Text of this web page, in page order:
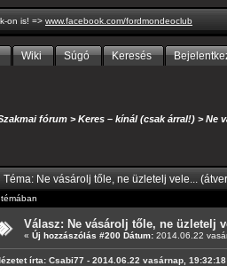
on is! => www.facebook.com/fordmondeoclub
Wiki Súgó Keresés
fórum >Keres – kínál (csak árral!) >Ne
Téma: Ne vásárolj tőle, ne üzletelj vele...
Válasz: Ne vásárolj tőle, ne üzletelj
« Új hozzászólás #200 Dátum: 2014.06.22
írta: Csabi77 - 2014.06.22 vasárnap, 19:32:18